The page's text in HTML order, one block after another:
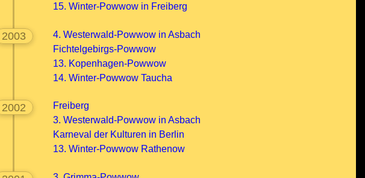
15. Winter-Powwow in Freiberg
2003
4. Westerwald-Powwow in Asbach
Fichtelgebirgs-Powwow
13. Kopenhagen-Powwow
14. Winter-Powwow Taucha
2002
Freiberg
3. Westerwald-Powwow in Asbach
Karneval der Kulturen in Berlin
13. Winter-Powwow Rathenow